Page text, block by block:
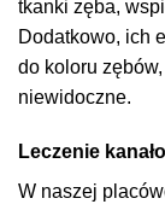
tkanki zęba,
Dodatkowo, ich
do koloru
niewidoczne.
Leczenie
W naszej